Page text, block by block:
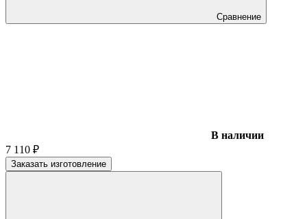
Сравнение
В наличии
7 110 ₽
Заказать изготовление